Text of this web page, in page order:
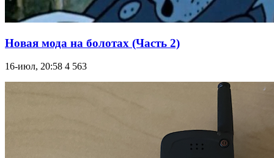
Новая мода на болотах (Часть 2)
16-июл, 20:58 4 563